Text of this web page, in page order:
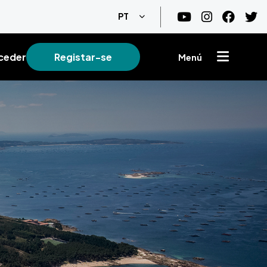
PT Lista de ações adicionais
Registar-se Menú